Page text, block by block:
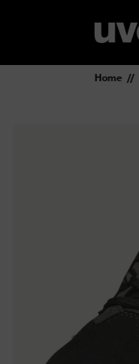
Home